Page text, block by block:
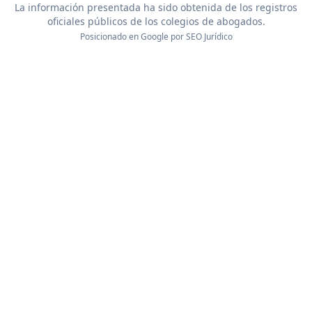
La información presentada ha sido obtenida de los registros
oficiales públicos de los colegios de abogados.
Posicionado en Google porSEO Jurídico